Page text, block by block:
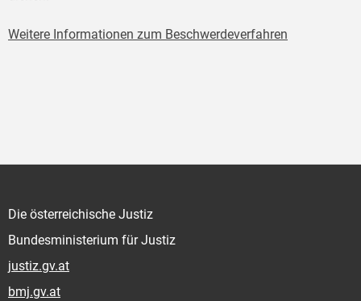
Weitere Informationen zum Beschwerdeverfahren
Die österreichische Justiz
Bundesministerium für Justiz
justiz.gv.at
bmj.gv.at